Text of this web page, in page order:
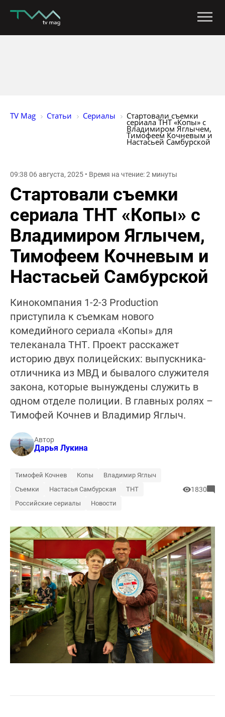
TV Mag Статьи Сериалы Стартовали съемки
сериала ТНТ «Копы» с
Владимиром Яглычем,
Тимофеем Кочневым и
Настасьей Самбурской
09:38 06 августа, 2025 • Время на чтение: 2 минуты
Стартовали съемки
сериала ТНТ «Копы» с
Владимиром Яглычем,
Тимофеем Кочневым и
Настасьей Самбурской
Кинокомпания 1-2-3 Production
приступила к съемкам нового
комедийного сериала «Копы» для
телеканала ТНТ. Проект расскажет
историю двух полицейских: выпускника-
отличника из МВД и бывалого служителя
закона, которые вынуждены служить в
одном отделе полиции. В главных ролях –
Тимофей Кочнев и Владимир Яглыч.
Автор
Дарья Лукина
Тимофей Кочнев Копы
Владимир Яглыч
Съемки
Настасья Самбурская
ТНТ
Российские сериалы
Новости
1830